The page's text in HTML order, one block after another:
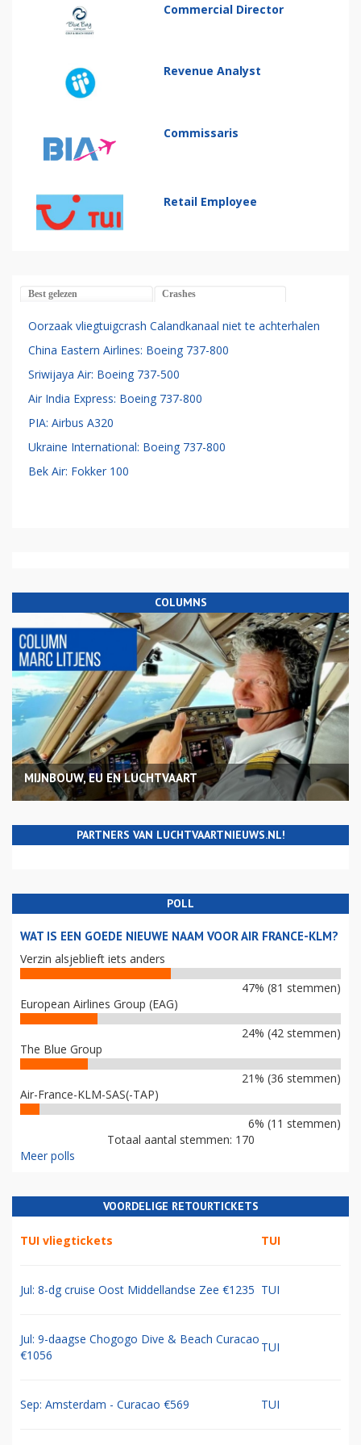
Commercial Director
Revenue Analyst
Commissaris
Retail Employee
Best gelezen Crashes
Oorzaak vliegtuigcrash Calandkanaal niet te achterhalen
China Eastern Airlines: Boeing 737-800
Sriwijaya Air: Boeing 737-500
Air India Express: Boeing 737-800
PIA: Airbus A320
Ukraine International: Boeing 737-800
Bek Air: Fokker 100
COLUMNS
MIJNBOUW, EU EN LUCHTVAART
PARTNERS VAN LUCHTVAARTNIEUWS.NL!
POLL
WAT IS EEN GOEDE NIEUWE NAAM VOOR AIR FRANCE-KLM?
Verzin alsjeblieft iets anders
47% (81 stemmen)
European Airlines Group (EAG)
24% (42 stemmen)
The Blue Group
21% (36 stemmen)
Air-France-KLM-SAS(-TAP)
6% (11 stemmen)
Totaal aantal stemmen: 170
Meer polls
VOORDELIGE RETOURTICKETS
TUI vliegtickets TUI
Jul: 8-dg cruise Oost Middellandse Zee €1235 TUI
Jul: 9-daagse Chogogo Dive & Beach Curacao
€1056
TUI
Sep: Amsterdam - Curacao €569 TUI